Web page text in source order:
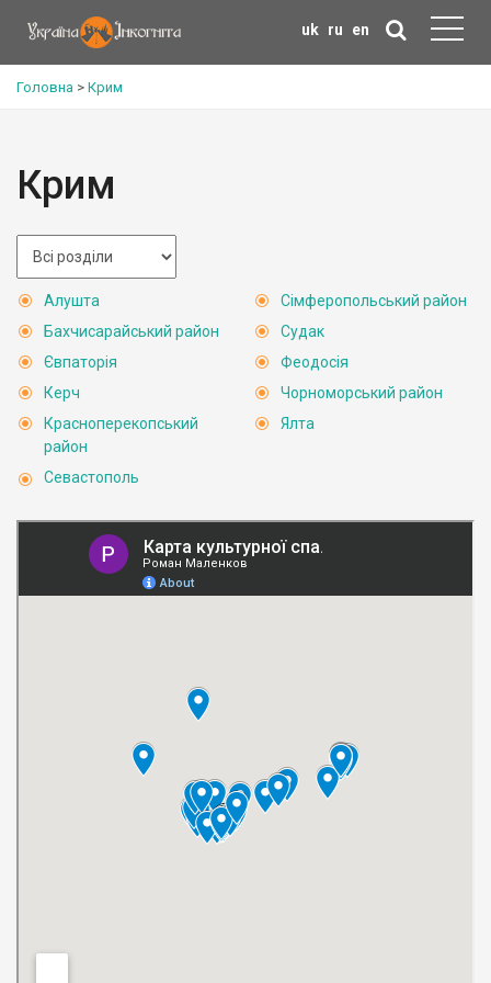
uk ru en
Головна > Крим
Крим
Алушта
Бахчисарайський район
Євпаторія
Керч
Красноперекопський
район
Севастополь
Сімферопольський район
Судак
Феодосія
Чорноморський район
Ялта